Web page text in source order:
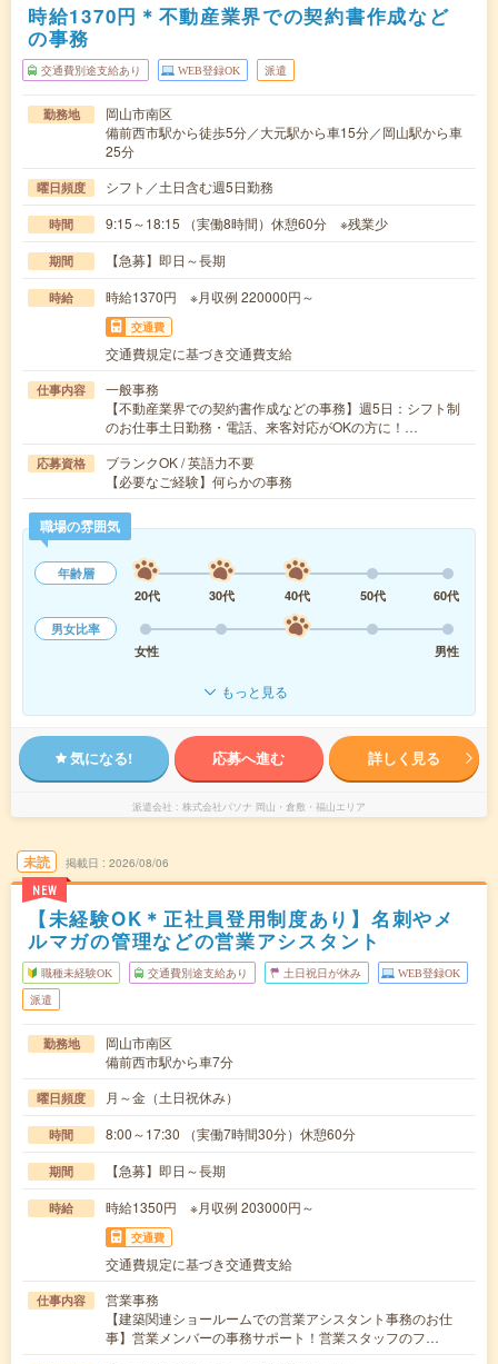
時給1370円＊不動産業界での契約書作成など
の事務
交通費別途支給あり WEB登録OK 派遣
勤務地
岡山市南区
備前西市駅から徒歩5分／大元駅から車15分／岡山駅から車
25分
曜日頻度 シフト／土日含む週5日勤務
時間 9:15～18:15 （実働8時間）休憩60分 ※残業少
期間 【急募】即日～長期
時給 時給1370円 ※月収例 220000円～
交通費
交通費規定に基づき交通費支給
仕事内容
一般事務
【不動産業界での契約書作成などの事務】週5日：シフト制
のお仕事土日勤務・電話、来客対応がOKの方に！…
応募資格
ブランクOK / 英語力不要
【必要なご経験】何らかの事務
職場の雰囲気
年齢層
20代
30代 40代 50代
60代
男女比率
女性
男性
もっと見る
気になる! 応募へ進む 詳しく見る
派遣会社 株式会社パソナ 岡山・倉敷・福山エリア
未読
NEW
掲載日 2026/08/06
【未経験OK＊正社員登用制度あり】名刺やメ
ルマガの管理などの営業アシスタント
職種未経験OK 交通費別途支給あり 土日祝日が休み WEB登録OK
派遣
勤務地
岡山市南区
備前西市駅から車7分
曜日頻度 月～金（土日祝休み）
時間 8:00～17:30 （実働7時間30分）休憩60分
期間 【急募】即日～長期
時給 時給1350円 ※月収例 203000円～
交通費
交通費規定に基づき交通費支給
仕事内容
営業事務
【建築関連ショールームでの営業アシスタント事務のお仕
事】営業メンバーの事務サポート！営業スタッフのフ…